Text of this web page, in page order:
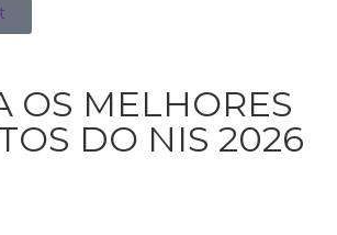
OS MELHORES
DO NIS 2026